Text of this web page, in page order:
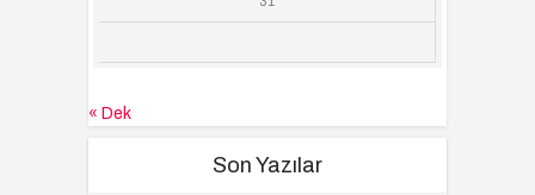
« Dek
Son Yazılar